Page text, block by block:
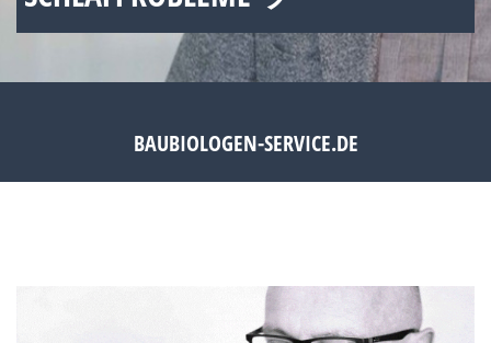
BAUBIOLOGEN-SERVICE.DE